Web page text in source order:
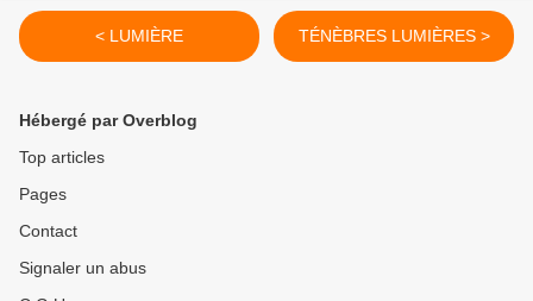
< LUMIÈRE TÉNÈBRES LUMIÈRES >
Hébergé par Overblog
Top articles
Pages
Contact
Signaler un abus